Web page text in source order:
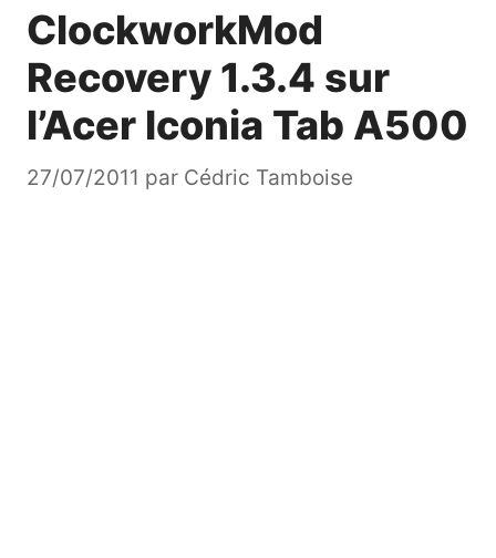
ClockworkMod
Recovery 1.3.4 sur
l’Acer Iconia Tab A500
27/07/2011 par Cédric Tamboise